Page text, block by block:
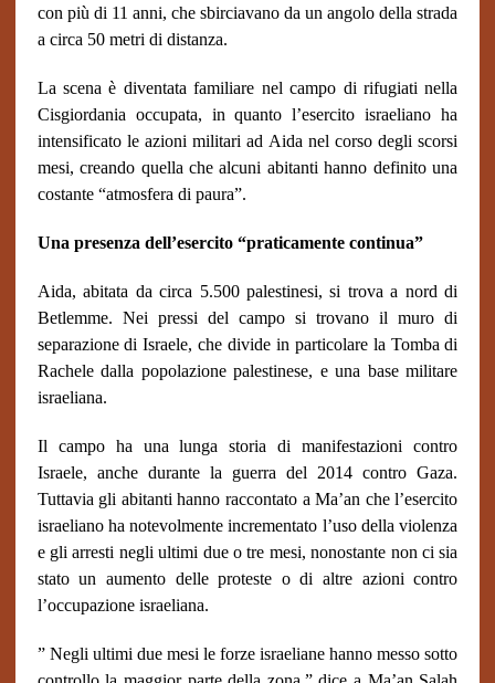
con più di 11 anni, che sbirciavano da un angolo della strada
a circa 50 metri di distanza.
La scena è diventata familiare nel campo di rifugiati nella
Cisgiordania occupata, in quanto l’esercito israeliano ha
intensificato le azioni militari ad Aida nel corso degli scorsi
mesi, creando quella che alcuni abitanti hanno definito una
costante “atmosfera di paura”.
Una presenza dell’esercito “praticamente continua”
Aida, abitata da circa 5.500 palestinesi, si trova a nord di
Betlemme. Nei pressi del campo si trovano il muro di
separazione di Israele, che divide in particolare la Tomba di
Rachele dalla popolazione palestinese, e una base militare
israeliana.
Il campo ha una lunga storia di manifestazioni contro
Israele, anche durante la guerra del 2014 contro Gaza.
Tuttavia gli abitanti hanno raccontato a Ma’an che l’esercito
israeliano ha notevolmente incrementato l’uso della violenza
e gli arresti negli ultimi due o tre mesi, nonostante non ci sia
stato un aumento delle proteste o di altre azioni contro
l’occupazione israeliana.
” Negli ultimi due mesi le forze israeliane hanno messo sotto